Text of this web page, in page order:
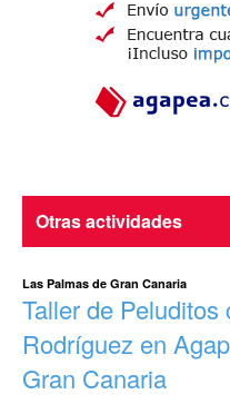
Otras actividades
Las Palmas de Gran Canaria
Taller de Peluditos
Rodríguez en
Gran Canaria